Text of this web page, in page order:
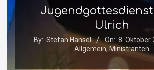
Jugendgottesdienst
Ulrich
By: Stefan Hansel On: 8. Oktober
Allgemein, Ministranten